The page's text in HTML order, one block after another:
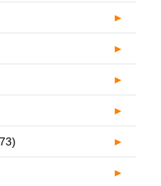
►
►
►
►
►
►